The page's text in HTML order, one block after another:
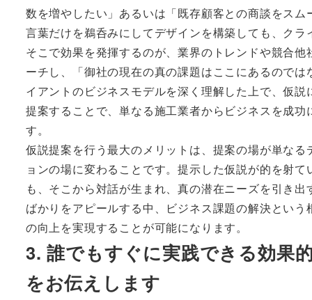
数を増やしたい」あるいは「既存顧客との商談をス
言葉だけを鵜呑みにしてデザインを構築しても、ク
そこで効果を発揮するのが、業界のトレンドや競合
ーチし、「御社の現在の真の課題はここにあるので
イアントのビジネスモデルを深く理解した上で、仮
提案することで、単なる施工業者からビジネスを成
す。
仮説提案を行う最大のメリットは、提案の場が単な
ョンの場に変わることです。提示した仮説が的を射
も、そこから対話が生まれ、真の潜在ニーズを引き
ばかりをアピールする中、ビジネス課題の解決とい
の向上を実現することが可能になります。
3. 誰でもすぐに実践できる効果
をお伝えします